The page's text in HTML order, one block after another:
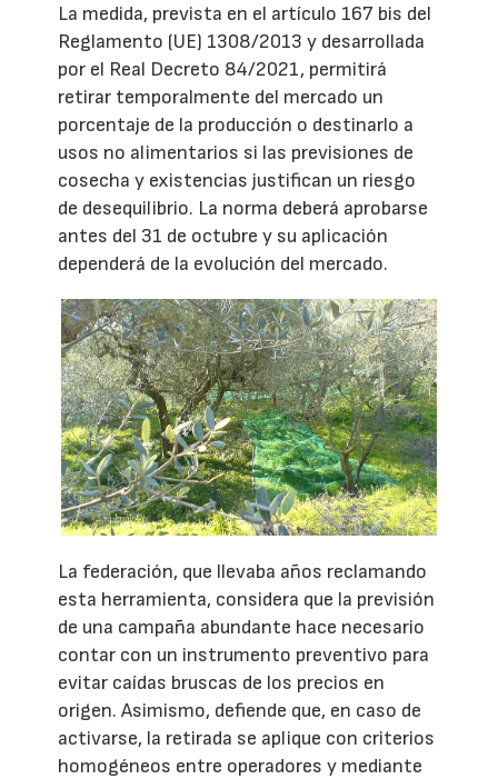
La medida, prevista en el artículo 167 bis del
Reglamento (UE) 1308/2013 y desarrollada
por el Real Decreto 84/2021, permitirá
retirar temporalmente del mercado un
porcentaje de la producción o destinarlo a
usos no alimentarios si las previsiones de
cosecha y existencias justifican un riesgo
de desequilibrio. La norma deberá aprobarse
antes del 31 de octubre y su aplicación
dependerá de la evolución del mercado.
La federación, que llevaba años reclamando
esta herramienta, considera que la previsión
de una campaña abundante hace necesario
contar con un instrumento preventivo para
evitar caídas bruscas de los precios en
origen. Asimismo, defiende que, en caso de
activarse, la retirada se aplique con criterios
homogéneos entre operadores y mediante